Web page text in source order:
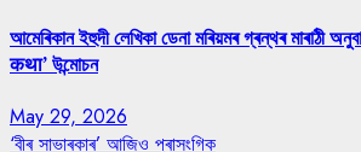
আমেৰিকান ইহুদী লেখিকা ডেনা মৰিয়মৰ গ্ৰন্থৰ মাৰাঠী
कथा’ উন্মোচন
May 29, 2026
‘বীৰ সাভাৰকাৰ’ আজিও প্ৰাসংগিক